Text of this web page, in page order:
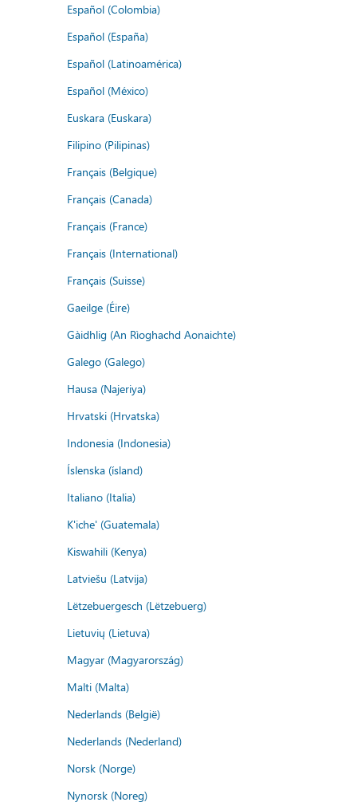
Español (Colombia)
Español (España)
Español (Latinoamérica)
Español (México)
Euskara (Euskara)
Filipino (Pilipinas)
Français (Belgique)
Français (Canada)
Français (France)
Français (International)
Français (Suisse)
Gaeilge (Éire)
Gàidhlig (An Rìoghachd Aonaichte)
Galego (Galego)
Hausa (Najeriya)
Hrvatski (Hrvatska)
Indonesia (Indonesia)
Íslenska (ísland)
Italiano (Italia)
K'iche' (Guatemala)
Kiswahili (Kenya)
Latviešu (Latvija)
Lëtzebuergesch (Lëtzebuerg)
Lietuvių (Lietuva)
Magyar (Magyarország)
Malti (Malta)
Nederlands (België)
Nederlands (Nederland)
Norsk (Norge)
Nynorsk (Noreg)